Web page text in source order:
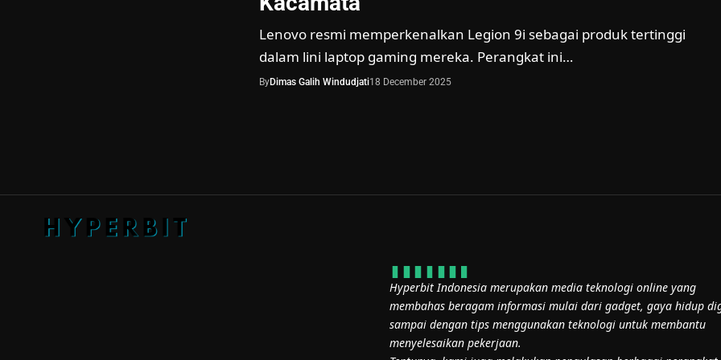
Lenovo resmi memperkenalkan Legion 9i sebagai produk tertinggi
dalam lini laptop gaming mereka. Perangkat ini…
ByDimas Galih Windudjati18 December 2025
Hyperbit Indonesia merupakan media teknologi online yang
membahas beragam informasi mulai dari gadget, gaya hidup
sampai dengan tips menggunakan teknologi untuk membantu
menyelesaikan pekerjaan.